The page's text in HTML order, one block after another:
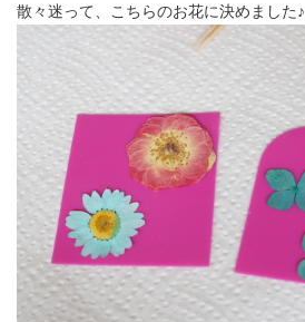
散々迷って、こちらのお花に決めました♪